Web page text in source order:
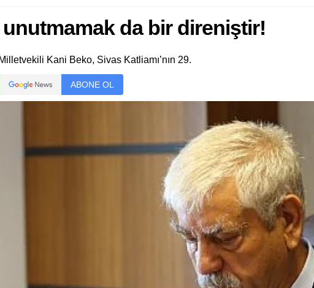
unutmamak da bir direniştir!
Kani Beko, Sivas Katliamı’nın 29.
ABONE OL